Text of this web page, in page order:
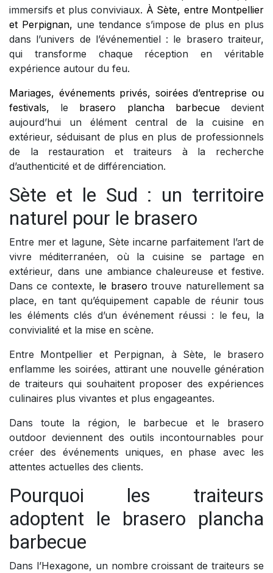
immersifs et plus conviviaux. À Sète, entre Montpellier
et Perpignan, une tendance s’impose de plus en plus
dans l’univers de l’événementiel : le brasero traiteur,
qui transforme chaque réception en véritable
expérience autour du feu.
Mariages, événements privés, soirées d’entreprise ou
festivals, le brasero plancha barbecuedevient
aujourd’hui un élément central de la cuisine en
extérieur, séduisant de plus en plus de professionnels
de la restauration et traiteurs à la recherche
d’authenticité et de différenciation.
Sète et le Sud : un territoire
naturel pour le brasero
Entre mer et lagune, Sète incarne parfaitement l’art de
vivre méditerranéen, où la cuisine se partage en
extérieur, dans une ambiance chaleureuse et festive.
Dans ce contexte, le brasero trouve naturellement sa
place, en tant qu’équipement capable de réunir tous
les éléments clés d’un événement réussi : le feu, la
convivialité et la mise en scène.
Entre Montpellier et Perpignan, à Sète, le brasero
enflamme les soirées, attirant une nouvelle génération
de traiteurs qui souhaitent proposer des expériences
culinaires plus vivantes et plus engageantes.
Dans toute la région, le barbecue et le brasero
outdoor deviennent des outils incontournables pour
créer des événements uniques, en phase avec les
attentes actuelles des clients.
Pourquoi les traiteurs
adoptent le brasero plancha
barbecue
Dans l’Hexagone, un nombre croissant de traiteurs se